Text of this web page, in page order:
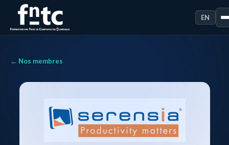
EN
← Nos membres